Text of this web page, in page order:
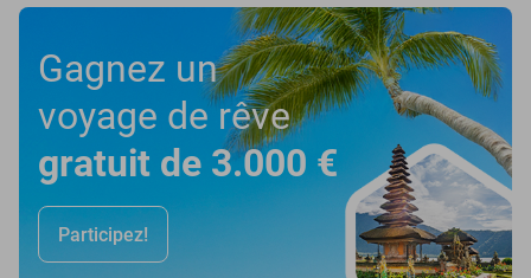
Gagnez un
voyage de rêve
gratuit de 3.000 €
Participez!